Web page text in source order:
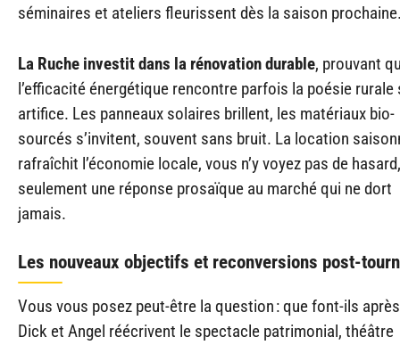
séminaires et ateliers fleurissent dès la saison
La Ruche investit dans la rénovation durable, prouvant
l’efficacité énergétique rencontre parfois la poésie rurale
artifice. Les panneaux solaires brillent, les matériaux bio-
sourcés s’invitent, souvent sans bruit. La location
rafraîchit l’économie locale, vous n’y voyez pas de hasard,
seulement une réponse prosaïque au marché qui ne dort
jamais.
Les nouveaux objectifs et reconversions post-
Vous vous posez peut-être la question : que font-ils
Dick et Angel réécrivent le spectacle patrimonial, théâtre